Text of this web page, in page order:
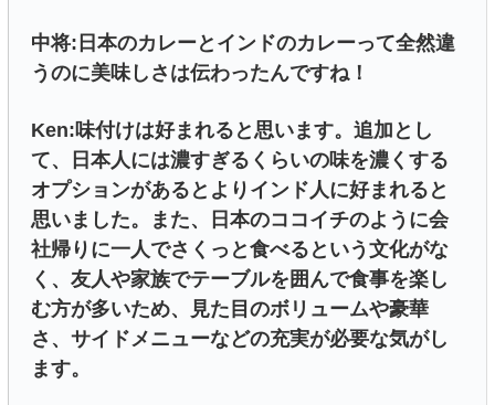
中将:日本のカレーとインドのカレーって全然違
うのに美味しさは伝わったんですね！
Ken:味付けは好まれると思います。追加とし
て、日本人には濃すぎるくらいの味を濃くする
オプションがあるとよりインド人に好まれると
思いました。また、日本のココイチのように会
社帰りに一人でさくっと食べるという文化がな
く、友人や家族でテーブルを囲んで食事を楽し
む方が多いため、見た目のボリュームや豪華
さ、サイドメニューなどの充実が必要な気がし
ます。